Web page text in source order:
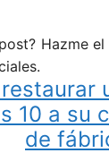
Hazme
10 a su
de